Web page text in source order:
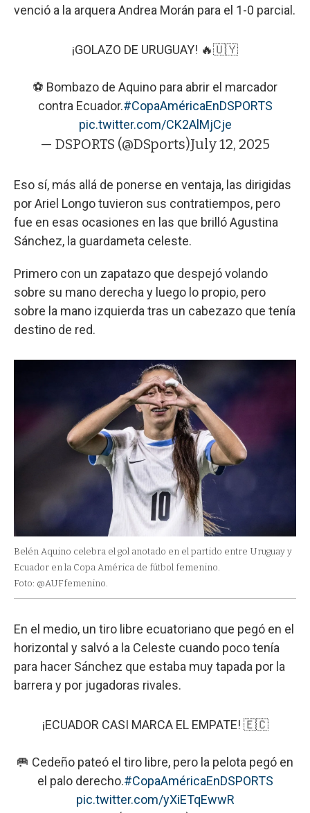
venció a la arquera Andrea Morán para el 1-0 parcial.
¡GOLAZO DE URUGUAY! 🔥🇺🇾
⚽ Bombazo de Aquino para abrir el marcador
contra Ecuador.#CopaAméricaEnDSPORTS
pic.twitter.com/CK2AlMjCje
— DSPORTS (@DSports)July 12, 2025
Eso sí, más allá de ponerse en ventaja, las dirigidas
por Ariel Longo tuvieron sus contratiempos, pero
fue en esas ocasiones en las que brilló Agustina
Sánchez, la guardameta celeste.
Primero con un zapatazo que despejó volando
sobre su mano derecha y luego lo propio, pero
sobre la mano izquierda tras un cabezazo que tenía
destino de red.
Belén Aquino celebra el gol anotado en el partido entre Uruguay y
Ecuador en la Copa América de fútbol femenino.
Foto: @AUFfemenino.
En el medio, un tiro libre ecuatoriano que pegó en el
horizontal y salvó a la Celeste cuando poco tenía
para hacer Sánchez que estaba muy tapada por la
barrera y por jugadoras rivales.
¡ECUADOR CASI MARCA EL EMPATE! 🇪🇨
🥅 Cedeño pateó el tiro libre, pero la pelota pegó en
el palo derecho.#CopaAméricaEnDSPORTS
pic.twitter.com/yXiETqEwwR